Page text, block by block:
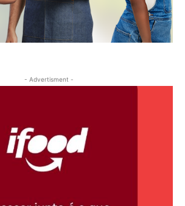
- Advertisment -